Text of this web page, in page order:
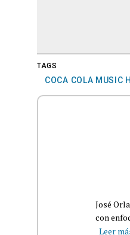
TAGS
COCA COLA MUSIC
José
con
Leer